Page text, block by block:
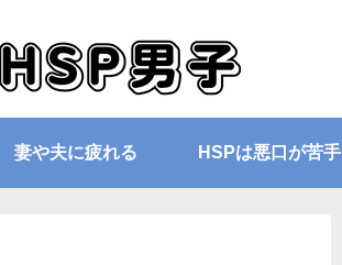
妻や夫に疲れる HSPは悪口が苦手